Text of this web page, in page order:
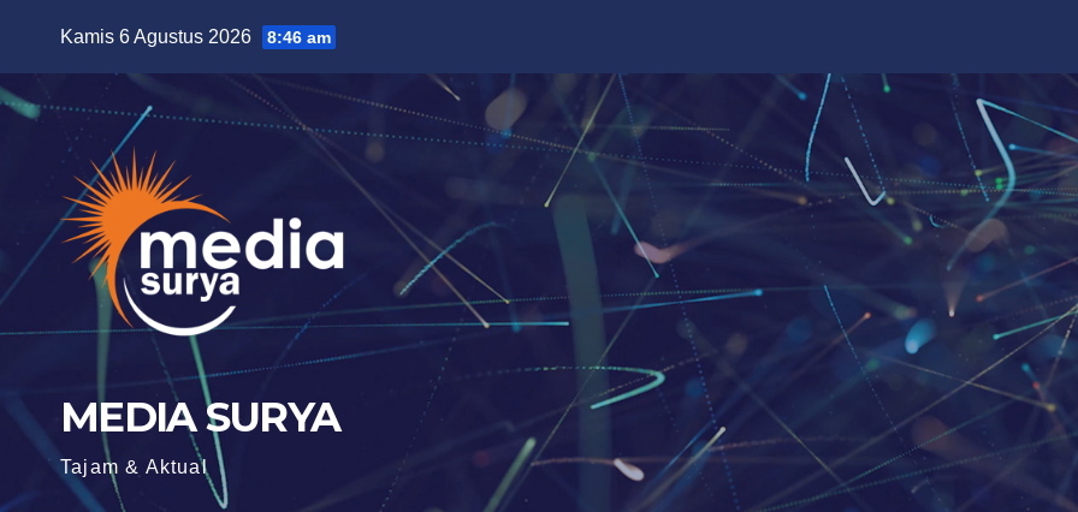
content
Kamis 6 Agustus 2026 8:46 am
MEDIA SURYA
Tajam & Aktual